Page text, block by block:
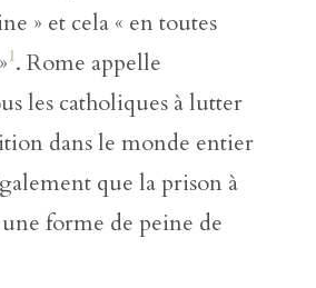
» et cela « en toutes
1. Rome appelle
les catholiques à lutter
dans le monde entier
que la prison à
forme de peine de